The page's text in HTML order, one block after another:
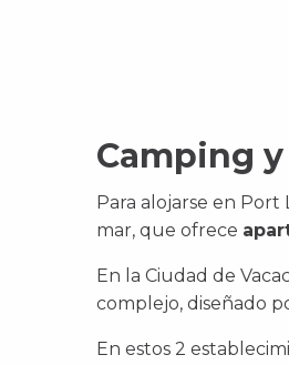
Camping
Para alojarse en
mar, que ofrece
En la Ciudad de
complejo, diseñado
En estos 2